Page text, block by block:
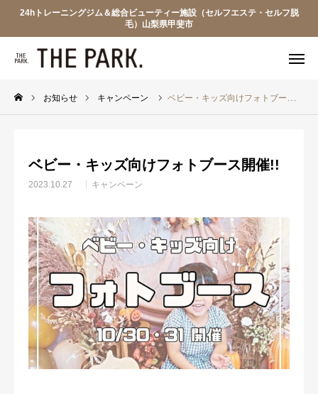
24hトレーニングジム＆総合ビューティー施設（セルフエステ・セルフ脱
毛）山梨県甲斐市
お知らせ キャンペーン ベビー・キッズ向けフォトブース開催!!
ベビー・キッズ向けフォトブース開催!!
2023.10.27 キャンペーン
WEB入会
友達追加 見学予約
プラン・料金
見学申込
WARP BIKE